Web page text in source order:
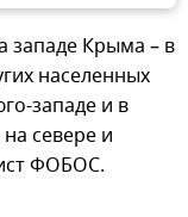
западе Крыма – в
населенных
западе и в
севере и
ФОБОС.